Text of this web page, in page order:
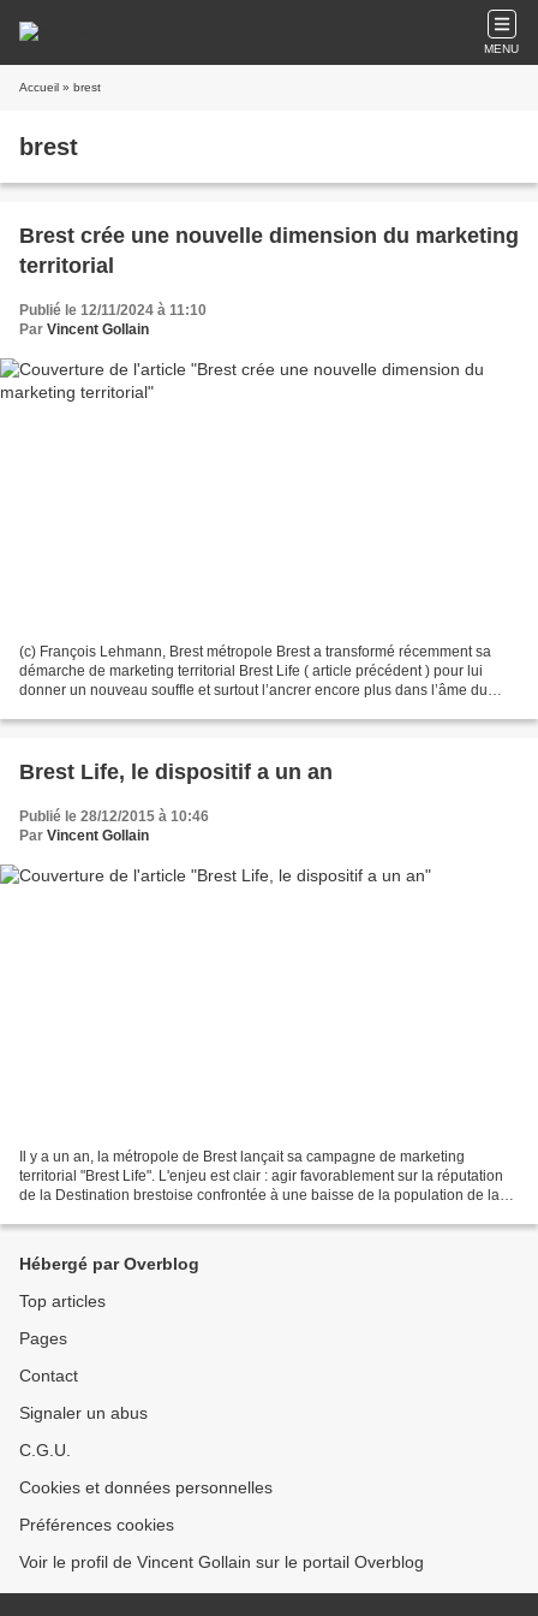
MENU
Accueil » brest
brest
Brest crée une nouvelle dimension du marketing
territorial
Publié le 12/11/2024 à 11:10
Par Vincent Gollain
(c) François Lehmann, Brest métropole Brest a transformé récemment sa
démarche de marketing territorial Brest Life ( article précédent ) pour lui
donner un nouveau souffle et surtout l’ancrer encore plus dans l’âme du
Brest Life, le dispositif a un an
Publié le 28/12/2015 à 10:46
Par Vincent Gollain
Il y a un an, la métropole de Brest lançait sa campagne de marketing
territorial "Brest Life". L'enjeu est clair : agir favorablement sur la réputation
de la Destination brestoise confrontée à une baisse de la population de la
Hébergé par Overblog
Top articles
Pages
Contact
Signaler un abus
C.G.U.
Cookies et données personnelles
Préférences cookies
Voir le profil de Vincent Gollain sur le portail Overblog